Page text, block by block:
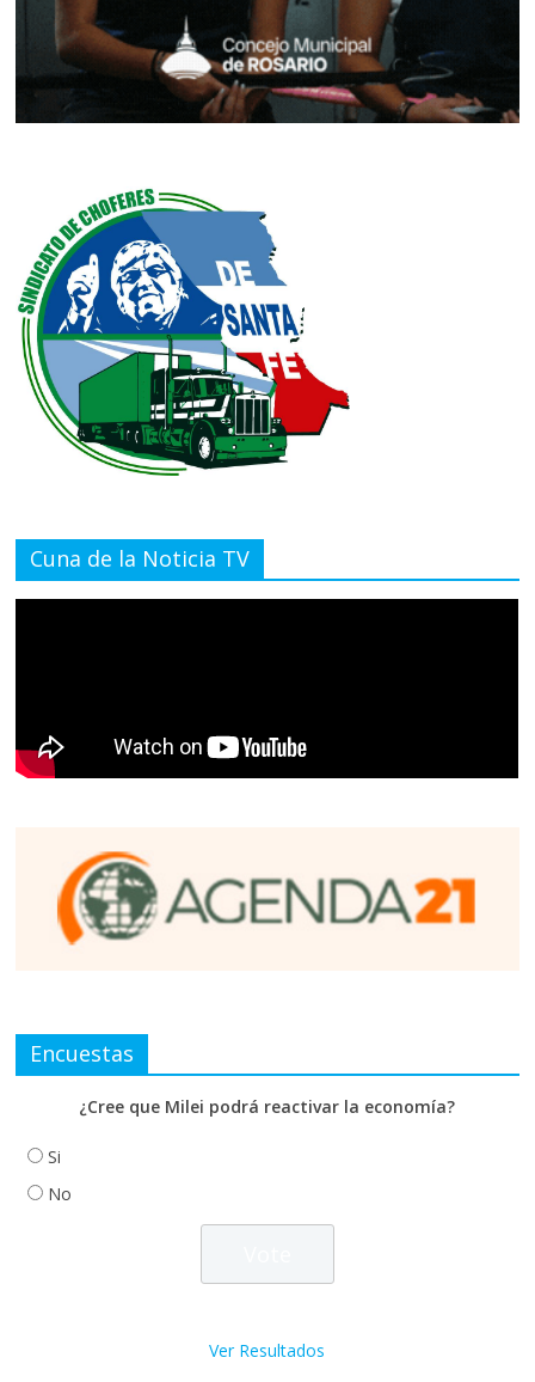
Cuna de la Noticia TV
Encuestas
¿Cree que Milei podrá reactivar la economía?
Si
No
Ver Resultados